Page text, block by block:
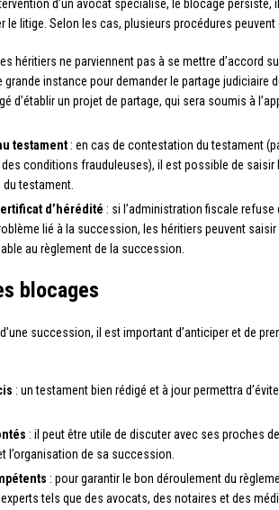
d’un avocat spécialisé, le blocage persiste,
le litige. Selon les cas, plusieurs procédures peuvent
héritiers ne parviennent pas à se mettre d’accord
grande instance pour demander le partage judiciaire
d’établir un projet de partage, qui sera soumis à
testament : en cas de contestation du testament
des conditions frauduleuses), il est possible de
testament.
d’hérédité : si l’administration fiscale refuse
lié à la succession, les héritiers peuvent
au règlement de la succession.
blocages
succession, il est important d’anticiper et de
: un testament bien rédigé et à jour permettra
: il peut être utile de discuter avec ses proches
l’organisation de sa succession.
: pour garantir le bon déroulement du
tels que des avocats, des notaires et des